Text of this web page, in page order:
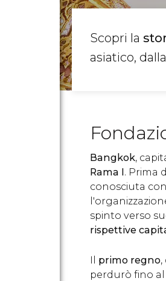
Scopri la
asiatico,
Bangkok,
Rama I. Prima
conosciuta
spinto verso
rispettive
Il primo regno,
perdurò fino al